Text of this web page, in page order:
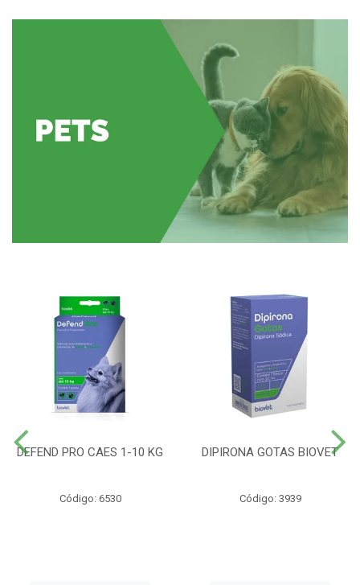
DEFEND PRO CAES 1-10 KG
Código: 6530
DIPIRONA GOTAS BIOVET
Código: 3939